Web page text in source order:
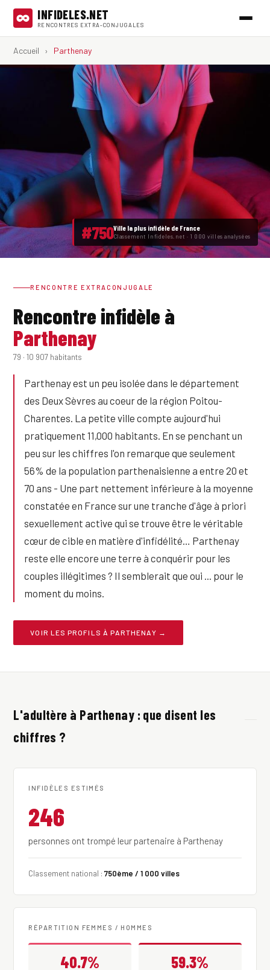
INFIDELES.NET
RENCONTRES EXTRA-CONJUGALES
Accueil › Parthenay
#750Ville la plus infidèle de France
Classement Infideles.net · 1 000 villes analysées
RENCONTRE EXTRACONJUGALE
Rencontre infidèle à
Parthenay
79 · 10 907 habitants
Parthenay est un peu isolée dans le département
des Deux Sèvres au coeur de la région Poitou-
Charentes. La petite ville compte aujourd'hui
pratiquement 11,000 habitants. En se penchant un
peu sur les chiffres l'on remarque que seulement
56% de la population parthenaisienne a entre 20 et
70 ans - Une part nettement inférieure à la moyenne
constatée en France sur une tranche d'âge à priori
sexuellement active qui se trouve être le véritable
cœur de cible en matière d'infidélité… Parthenay
reste elle encore une terre à conquérir pour les
couples illégitimes ? Il semblerait que oui ... pour le
moment du moins.
VOIR LES PROFILS À PARTHENAY →
L'adultère à Parthenay : que disent les
chiffres ?
INFIDÈLES ESTIMÉS
246
personnes ont trompé leur partenaire à Parthenay
Classement national :750ème / 1 000 villes
RÉPARTITION FEMMES / HOMMES
40.7% 59.3%